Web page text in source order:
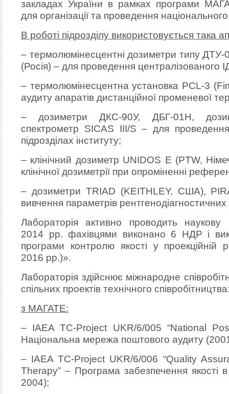
закладах України в рамках програми
для організації та проведення
В роботі підрозділу використовується така
– термолюмінесцентні дозиметри типу
(Росія) – для проведення централізованого
– термолюмінесцентна установка PCL-3
аудиту апаратів дистанційної променевої
– дозиметри ДКС-90У, ДБГ-01Н,
спектрометр SICAS III/S – для
підрозділах інституту;
– клінічний дозиметр UNIDOS E (PTW,
клінічної дозиметрії при опроміненні
– дозиметри TRIAD (KEITHLEY, США),
вивчення параметрів рентгенодіагностичних
Лабораторія активно проводить
2014 рр. фахівцями виконано 6 НДР і
програми контролю якості у проекційній
2016 рр.)».
Лабораторія здійснює міжнародне
спільних проектів технічного
з МАГАТЕ:
– IAEA TC-Project UKR/6/005 “National
Національна мережа поштового аудиту
– IAEA TC-Project UKR/6/006 “Quality
Therapy” – Програма забезпечення якості в
2004);